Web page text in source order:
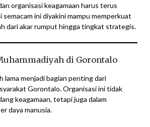
organisasi keagamaan harus terus
semacam ini diyakini mampu memperkuat
dari akar rumput hingga tingkat strategis.
di Gorontalo
lama menjadi bagian penting dari
Gorontalo. Organisasi ini tidak
keagamaan, tetapi juga dalam
daya manusia.